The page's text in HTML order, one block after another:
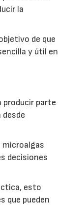
la
de que
y útil en
producir parte
microalgas
decisiones
esto
que pueden